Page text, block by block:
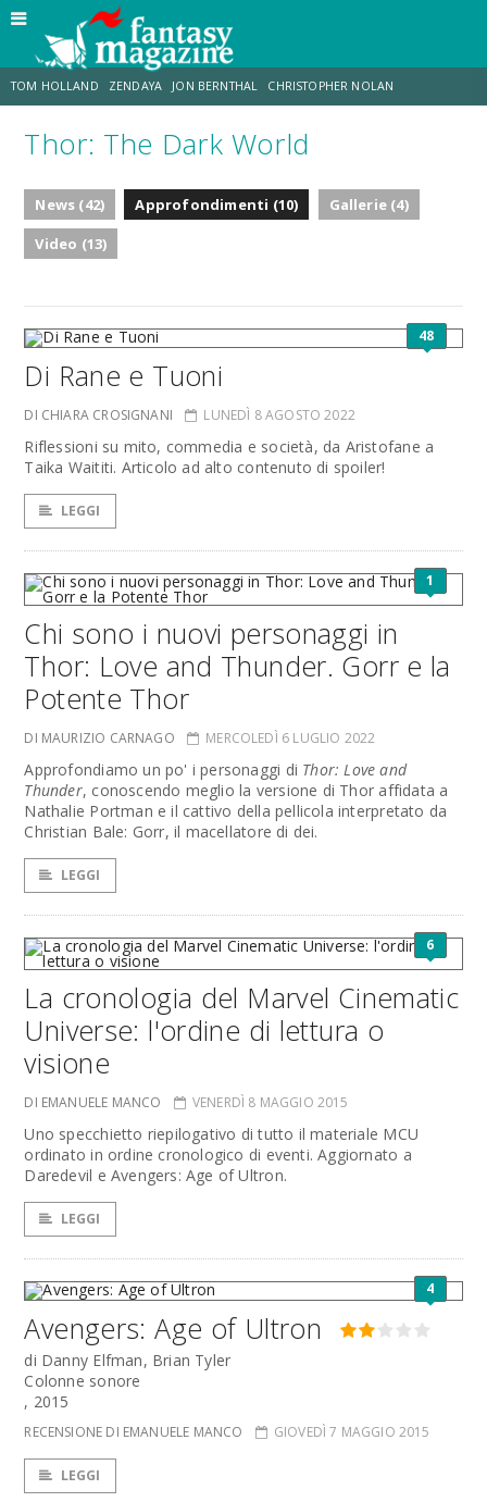
TOM HOLLAND ZENDAYA JON BERNTHAL CHRISTOPHER NOLAN
STRANIMONDI LUCCA COMICS & GAMES ODISSEA
SPIDER-MAN: BRAND NEW DAY
Thor: The Dark World
News (42) Approfondimenti (10)
Gallerie (4)
Video (13)
48
Di Rane e Tuoni
DI CHIARA CROSIGNANI LUNEDÌ 8 AGOSTO 2022
Riflessioni su mito, commedia e società, da Aristofane a
Taika Waititi. Articolo ad alto contenuto di spoiler!
LEGGI
1
Chi sono i nuovi personaggi in
Thor: Love and Thunder. Gorr e la
Potente Thor
DI MAURIZIO CARNAGO MERCOLEDÌ 6 LUGLIO 2022
Approfondiamo un po' i personaggi di Thor: Love and
Thunder, conoscendo meglio la versione di Thor affidata a
Nathalie Portman e il cattivo della pellicola interpretato da
Christian Bale: Gorr, il macellatore di dei.
LEGGI
6
La cronologia del Marvel Cinematic
Universe: l'ordine di lettura o
visione
DI EMANUELE MANCO VENERDÌ 8 MAGGIO 2015
Uno specchietto riepilogativo di tutto il materiale MCU
ordinato in ordine cronologico di eventi. Aggiornato a
Daredevil e Avengers: Age of Ultron.
LEGGI
4
Avengers: Age of Ultron
di Danny Elfman, Brian Tyler
Colonne sonore
, 2015
RECENSIONE DI EMANUELE MANCO GIOVEDÌ 7 MAGGIO 2015
LEGGI